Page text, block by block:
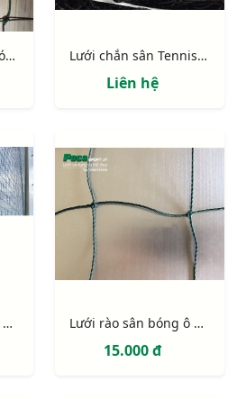
Lưới rào chắn sân bóng ô 120mm sợi 2,5mm Lưới chắn sân Tennis ô 48mm sợi 2mm
Liên hệ
Lưới rào sân bóng ô 135mm sợi 3mm Lưới rào sân bóng ô 135mm sợi 2,7mm
15.000 đ